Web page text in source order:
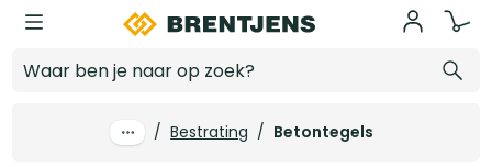
Ga naar hoofdinhoud
/ Bestrating / Betontegels